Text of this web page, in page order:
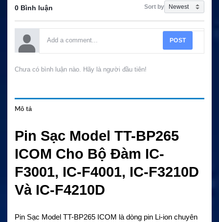
0 Bình luận Sort by
POST
Chưa có bình luận nào. Hãy là người đầu tiên!
Mô tả
Pin Sạc Model TT-BP265
ICOM Cho Bộ Đàm IC-
F3001, IC-F4001, IC-F3210D
Và IC-F4210D
Pin Sạc Model TT-BP265 ICOM là dòng pin Li-ion chuyên